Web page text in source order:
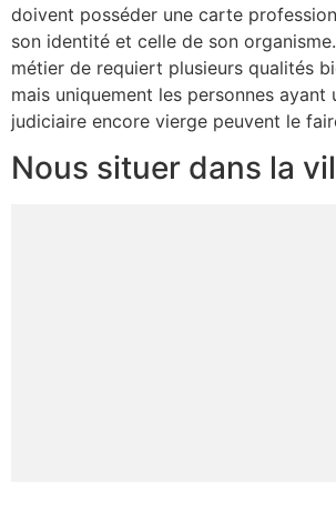
doivent posséder une carte
son identité et celle de son
métier de requiert plusieurs qualités
mais uniquement les personnes ayant
judiciaire encore vierge peuvent le
Nous situer dans la